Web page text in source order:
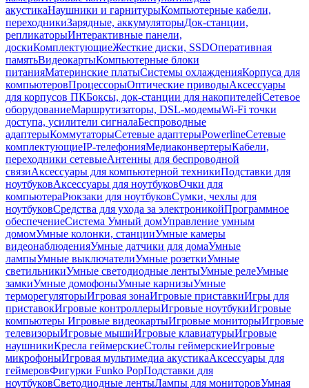
акустикаНаушники и гарнитурыКомпьютерные кабели,
переходникиЗарядные, аккумуляторыДок-станции,
репликаторыИнтерактивные панели,
доскиКомплектующиеЖесткие диски, SSDОперативная
памятьВидеокартыКомпьютерные блоки
питанияМатеринские платыСистемы охлажденияКорпуса для
компьютеровПроцессорыОптические приводыАксессуары
для корпусов ПКБоксы, док-станции для накопителейСетевое
оборудованиеМаршрутизаторы, DSL-модемыWi-Fi точки
доступа, усилители сигналаБеспроводные
адаптерыКоммутаторыСетевые адаптерыPowerlineСетевые
комплектующиеIP-телефонияМедиаконвертерыКабели,
переходники сетевыеАнтенны для беспроводной
связиАксессуары для компьютерной техникиПодставки для
ноутбуковАксессуары для ноутбуковОчки для
компьютераРюкзаки для ноутбуковСумки, чехлы для
ноутбуковСредства для ухода за электроникойПрограммное
обеспечениеСистема Умный домУправление умным
домомУмные колонки, станцииУмные камеры
видеонаблюденияУмные датчики для домаУмные
лампыУмные выключателиУмные розеткиУмные
светильникиУмные светодиодные лентыУмные релеУмные
замкиУмные домофоныУмные карнизыУмные
терморегуляторыИгровая зонаИгровые приставкиИгры для
приставокИгровые контроллерыИгровые ноутбукиИгровые
компьютеры Игровые видеокартыИгровые мониторыИгровые
телевизорыИгровые мышиИгровые клавиатурыИгровые
наушникиКресла геймерскиеСтолы геймерскиеИгровые
микрофоныИгровая мультимедиа акустикаАксессуары для
геймеровФигурки Funko PopПодставки для
ноутбуковСветодиодные лентыЛампы для мониторовУмная